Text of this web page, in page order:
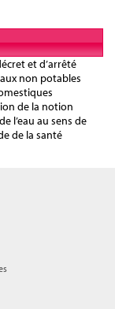
et d’arrêté
non potables
de la notion
l’eau au sens de
de la santé